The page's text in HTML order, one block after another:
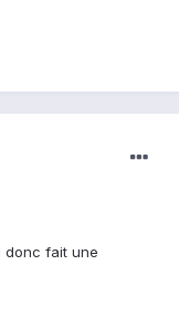
donc fait une